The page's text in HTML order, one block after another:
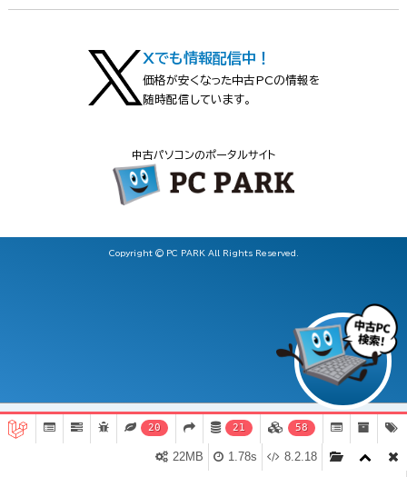
東芝dynabookB65/HV（1603863）（Core i5-1135G7 /
Windows 11 64bit ）
Xでも情報配信中！
価格が安くなった中古PCの情報を
随時配信しています。
中古パソコンのポータルサイト
Copyright © PC PARK All Rights Reserved.
20 21 58
8.2.18
1.78s
22MB